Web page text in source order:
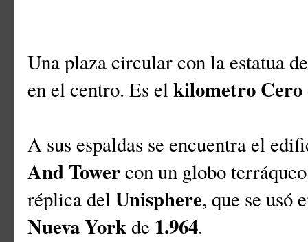
Una plaza circular con la estatua
en el centro. Es elkilometro Cero
A sus espaldas se encuentra el
And Towercon un globo
réplica delUnisphere, que se usó
Nueva Yorkde 1.964.